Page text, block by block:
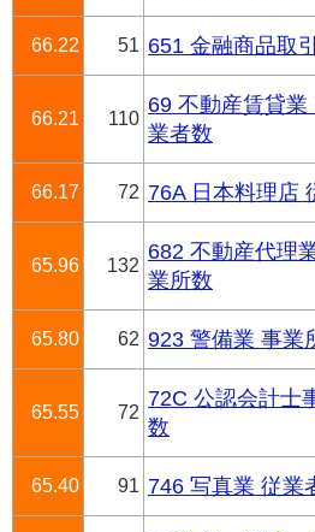
66.22 51 651 金融商品取
66.21 110
69 不動産賃貸業
業者数
66.17 72 76A 日本料理店
65.96 132
682 不動産代理
業所数
65.80 62 923 警備業 事業
65.55 72
72C 公認会計士
数
65.40 91 746 写真業 従業